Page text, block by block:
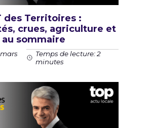
des Territoires :
crues, agriculture et
sommaire
Temps de lecture: 2
minutes